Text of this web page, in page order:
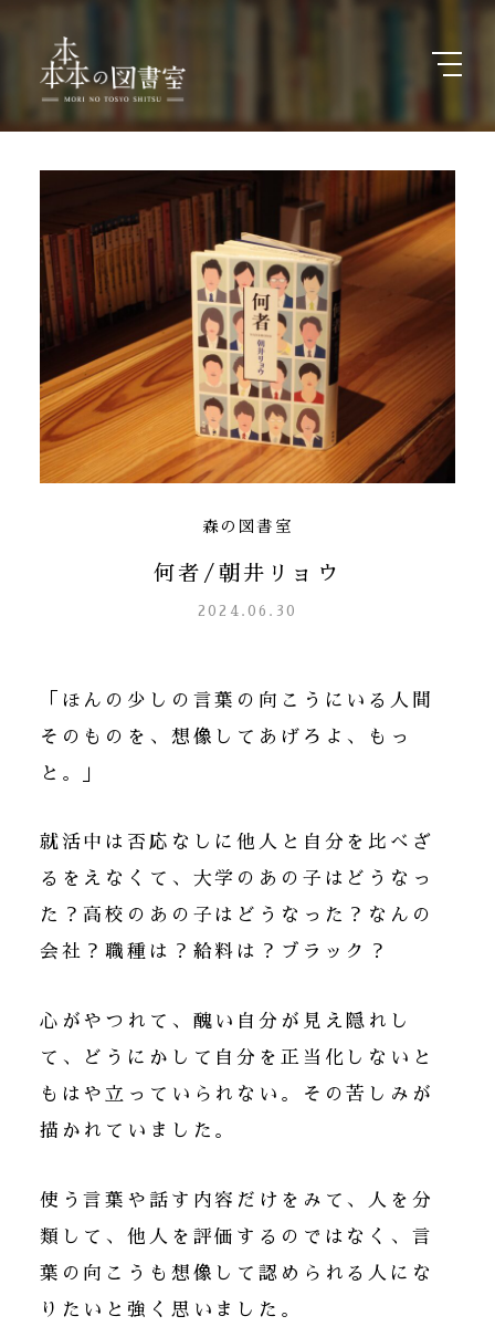
森の図書室
何者/朝井リョウ
2024.06.30
「ほんの少しの言葉の向こうにいる人間
そのものを、想像してあげろよ、もっ
と。」
就活中は否応なしに他人と自分を比べざ
るをえなくて、大学のあの子はどうなっ
た？高校のあの子はどうなった？なんの
会社？職種は？給料は？ブラック？
心がやつれて、醜い自分が見え隠れし
て、どうにかして自分を正当化しないと
もはや立っていられない。その苦しみが
描かれていました。
使う言葉や話す内容だけをみて、人を分
類して、他人を評価するのではなく、言
葉の向こうも想像して認められる人にな
りたいと強く思いました。